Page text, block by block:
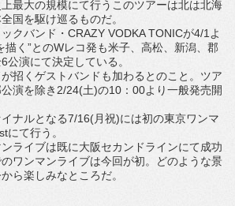
最大の規模にて行うこのツアーは北は北海
国を駆け巡るものだ。
クバンド・CRAZY VODKA TONICが4/1よ
描く”とのWレコ発も米子、高松、新潟、郡
公演にて決定している。
招くゲストバンドも加わるとのこと。ツア
演を除き2/24(土)の10：00より一般発売開
ナルとなる7/16(月祝)には初の東京ワンマ
にて行う。
ライブは既に大阪セカンドラインにて成功
ワンマンライブは今回が初。どのような景
ら楽しみなところだ。